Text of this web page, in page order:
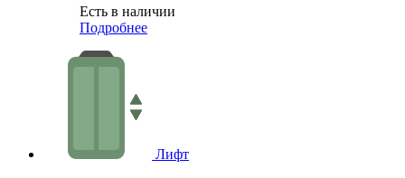
Есть в наличии
Подробнее
Лифт